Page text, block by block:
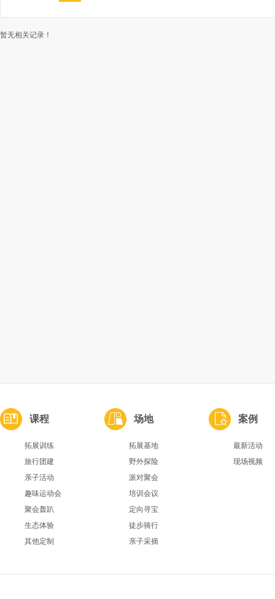
暂无相关记录！
课程
拓展训练
旅行团建
亲子活动
趣味运动会
聚会轰趴
生态体验
其他定制
场地
拓展基地
野外探险
派对聚会
培训会议
定向寻宝
徒步骑行
亲子采摘
案例
最新活动
现场视频